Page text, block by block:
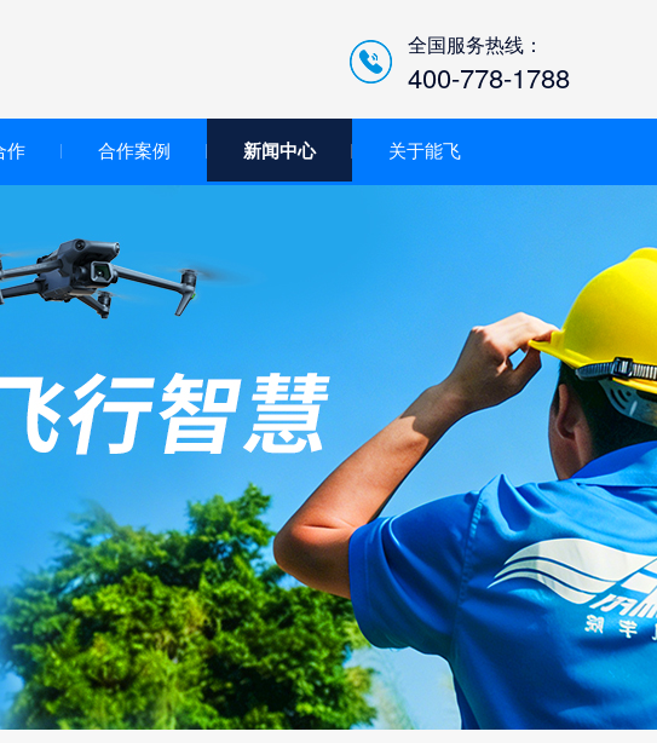
全国服务热线：
400-778-1788
学
套
学
无人机工程创新实训
作 合作案例 新闻中心 关于能飞